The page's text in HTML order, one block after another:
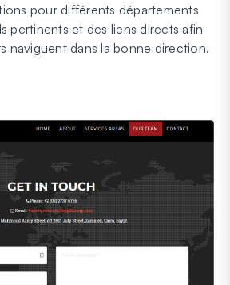
pour différents départements
pertinents et des liens directs afin
naviguent dans la bonne direction.